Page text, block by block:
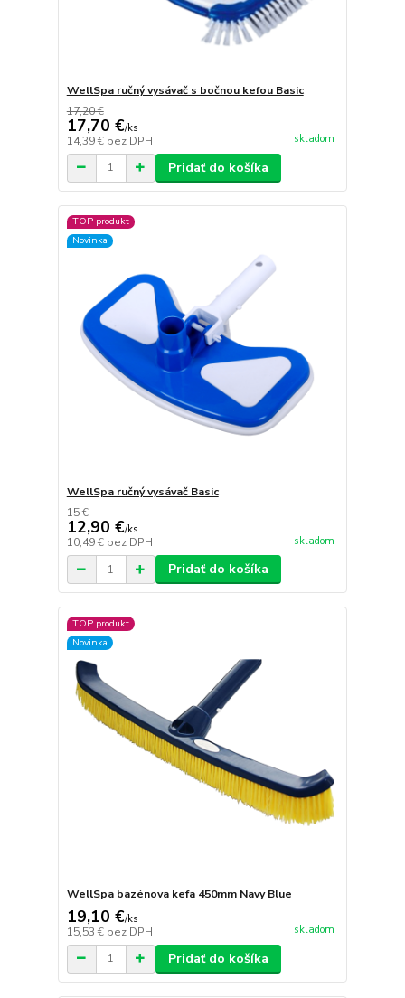
WellSpa ručný vysávač s bočnou kefou Basic
17,20 €
17,70 €/ks
14,39 € bez DPH skladom
Pridať do košíka
TOP produkt
Novinka
WellSpa ručný vysávač Basic
15 €
12,90 €/ks
10,49 € bez DPH skladom
Pridať do košíka
TOP produkt
Novinka
WellSpa bazénova kefa 450mm Navy Blue
19,10 €/ks
15,53 € bez DPH skladom
Pridať do košíka